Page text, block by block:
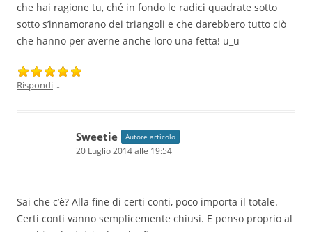
che hai ragione tu, ché in fondo le radici quadrate sotto
sotto s’innamorano dei triangoli e che darebbero tutto ciò
che hanno per averne anche loro una fetta! u_u
Rispondi ↓
Sweetie Autore articolo
20 Luglio 2014 alle 19:54
Sai che c’è? Alla fine di certi conti, poco importa il totale.
Certi conti vanno semplicemente chiusi. E penso proprio al